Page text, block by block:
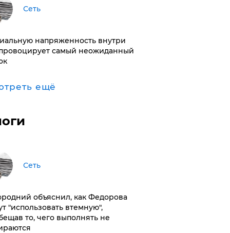
Сеть
напряженность внутри
самый неожиданный
ещё
Сеть
объяснил, как Федорова
"использовать втемную",
то, чего выполнять не